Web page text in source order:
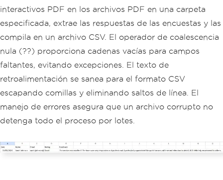
PdfDocument survey =
P
dfDocument. FromFile pdfFile
string
orm.FindFormField("surveyDate")?. Value
??
"";
orm .FindFormField("customerName")?. Val
ue
?? "";
Form. FindFormField ( "email")?.Value
??
"";
y. Form .FindFormField("satisfaction"
string
feedback =
surv
ey.Form FindFormField("comments")?.Val
interactivos PDF en los archivos PDF en una carpeta
especificada, extrae las respuestas de las encuestas y las
compila en un archivo CSV. El operador de coalescencia
nula (??) proporciona cadenas vacías para campos
faltantes, evitando excepciones. El texto de
retroalimentación se sanea para el formato CSV
escapando comillas y eliminando saltos de línea. El
manejo de errores asegura que un archivo corrupto no
detenga todo el proceso por lotes.